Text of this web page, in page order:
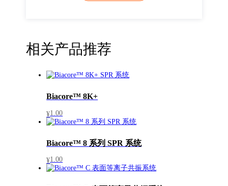
相关产品推荐
Biacore™ 8K+
¥1.00
Biacore™ 8 系列 SPR 系统
¥1.00